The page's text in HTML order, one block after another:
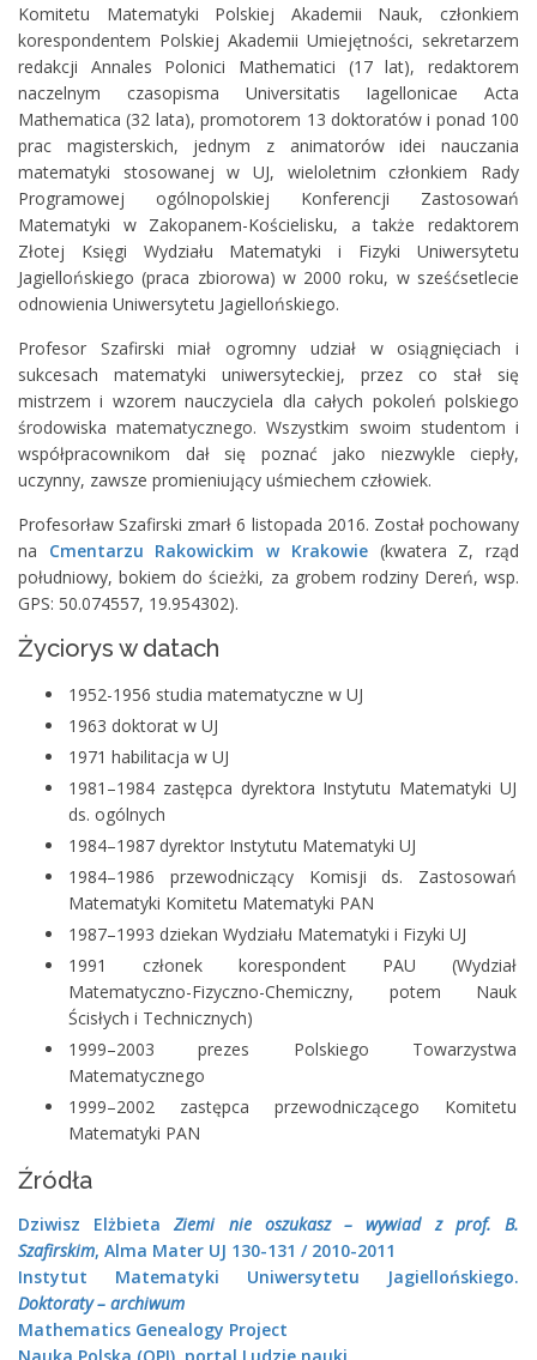
Komitetu Matematyki Polskiej Akademii Nauk, członkiem
korespondentem Polskiej Akademii Umiejętności, sekretarzem
redakcji Annales Polonici Mathematici (17 lat), redaktorem
naczelnym czasopisma Universitatis Iagellonicae Acta
Mathematica (32 lata), promotorem 13 doktoratów i ponad 100
prac magisterskich, jednym z animatorów idei nauczania
matematyki stosowanej w UJ, wieloletnim członkiem Rady
Programowej ogólnopolskiej Konferencji Zastosowań
Matematyki w Zakopanem-Kościelisku, a także redaktorem
Złotej Księgi Wydziału Matematyki i Fizyki Uniwersytetu
Jagiellońskiego (praca zbiorowa) w 2000 roku, w sześćsetlecie
odnowienia Uniwersytetu Jagiellońskiego.
Profesor Szafirski miał ogromny udział w osiągnięciach i
sukcesach matematyki uniwersyteckiej, przez co stał się
mistrzem i wzorem nauczyciela dla całych pokoleń polskiego
środowiska matematycznego. Wszystkim swoim studentom i
współpracownikom dał się poznać jako niezwykle ciepły,
uczynny, zawsze promieniujący uśmiechem człowiek.
Profesorław Szafirski zmarł 6 listopada 2016. Został pochowany
na Cmentarzu Rakowickim w Krakowie(kwatera Z, rząd
południowy, bokiem do ścieżki, za grobem rodziny Dereń, wsp.
GPS: 50.074557, 19.954302).
Życiorys w datach
1952-1956 studia matematyczne w UJ
1963 doktorat w UJ
1971 habilitacja w UJ
1981–1984 zastępca dyrektora Instytutu Matematyki UJ
ds. ogólnych
1984–1987 dyrektor Instytutu Matematyki UJ
1984–1986 przewodniczący Komisji ds. Zastosowań
Matematyki Komitetu Matematyki PAN
1987–1993 dziekan Wydziału Matematyki i Fizyki UJ
1991 członek korespondent PAU (Wydział
Matematyczno-Fizyczno-Chemiczny, potem Nauk
Ścisłych i Technicznych)
1999–2003 prezes Polskiego Towarzystwa
Matematycznego
1999–2002 zastępca przewodniczącego Komitetu
Matematyki PAN
Źródła
Dziwisz ElżbietaZiemi nie oszukasz – wywiad z prof. B.
Szafirskim, Alma Mater UJ 130-131 / 2010-2011
Instytut Matematyki Uniwersytetu Jagiellońskiego.
Doktoraty – archiwum
Mathematics Genealogy Project